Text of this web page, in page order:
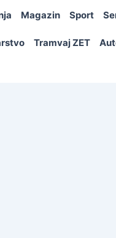
Magazin Sport
Tramvaj ZET